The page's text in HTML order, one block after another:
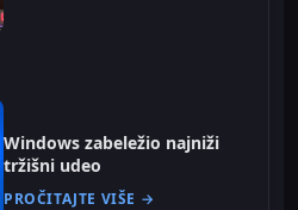
Windows zabeležio najniži
tržišni udeo
PROČITAJTE VIŠE →